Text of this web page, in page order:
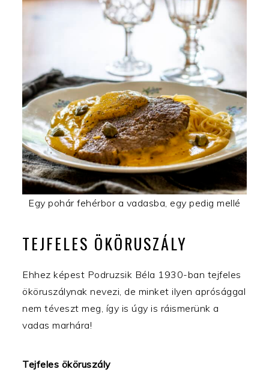
Egy pohár fehérbor a vadasba, egy pedig mellé
TEJFELES ÖKÖRUSZÁLY
Ehhez képest Podruzsik Béla 1930-ban tejfeles
ököruszálynak nevezi, de minket ilyen aprósággal
nem téveszt meg, így is úgy is ráismerünk a
vadas marhára!
Tejfeles ököruszály